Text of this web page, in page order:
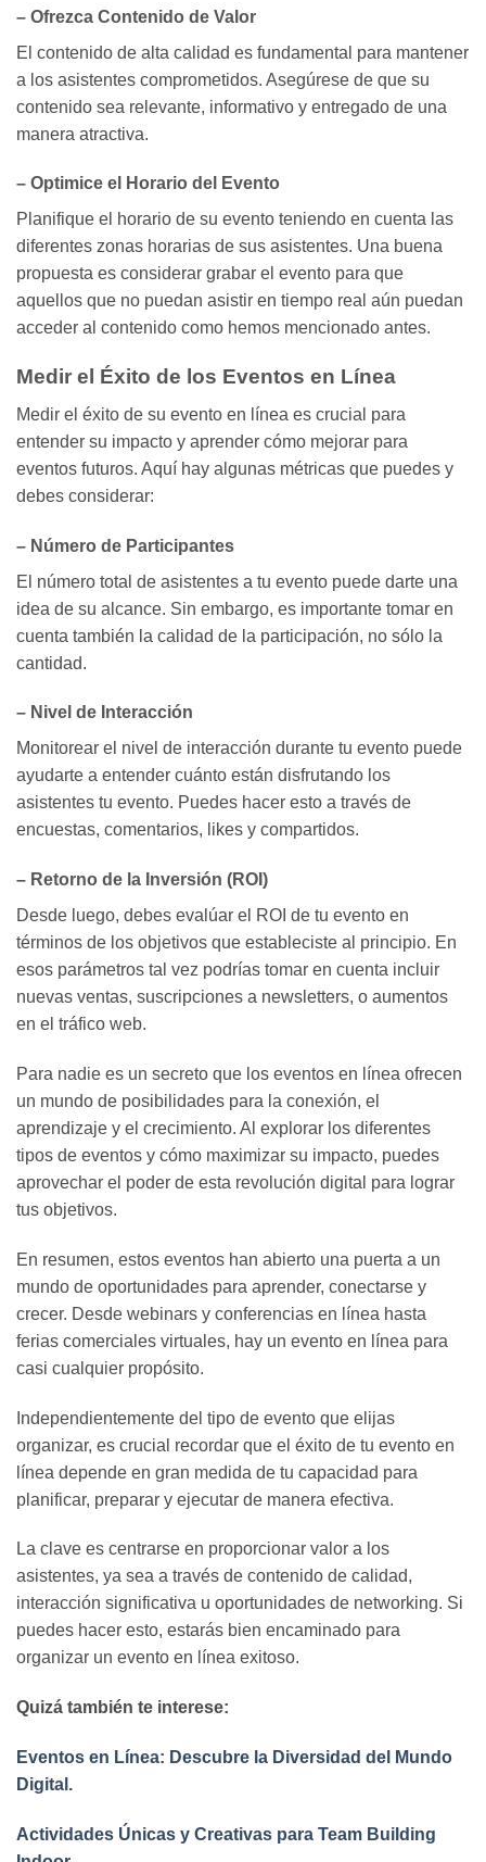
– Ofrezca Contenido de Valor
El contenido de alta calidad es fundamental para mantener
a los asistentes comprometidos. Asegúrese de que su
contenido sea relevante, informativo y entregado de una
manera atractiva.
– Optimice el Horario del Evento
Planifique el horario de su evento teniendo en cuenta las
diferentes zonas horarias de sus asistentes. Una buena
propuesta es considerar grabar el evento para que
aquellos que no puedan asistir en tiempo real aún puedan
acceder al contenido como hemos mencionado antes.
Medir el Éxito de los Eventos en Línea
Medir el éxito de su evento en línea es crucial para
entender su impacto y aprender cómo mejorar para
eventos futuros. Aquí hay algunas métricas que puedes y
debes considerar:
– Número de Participantes
El número total de asistentes a tu evento puede darte una
idea de su alcance. Sin embargo, es importante tomar en
cuenta también la calidad de la participación, no sólo la
cantidad.
– Nivel de Interacción
Monitorear el nivel de interacción durante tu evento puede
ayudarte a entender cuánto están disfrutando los
asistentes tu evento. Puedes hacer esto a través de
encuestas, comentarios, likes y compartidos.
– Retorno de la Inversión (ROI)
Desde luego, debes evalúar el ROI de tu evento en
términos de los objetivos que estableciste al principio. En
esos parámetros tal vez podrías tomar en cuenta incluir
nuevas ventas, suscripciones a newsletters, o aumentos
en el tráfico web.
Para nadie es un secreto que los eventos en línea ofrecen
un mundo de posibilidades para la conexión, el
aprendizaje y el crecimiento. Al explorar los diferentes
tipos de eventos y cómo maximizar su impacto, puedes
aprovechar el poder de esta revolución digital para lograr
tus objetivos.
En resumen, estos eventos han abierto una puerta a un
mundo de oportunidades para aprender, conectarse y
crecer. Desde webinars y conferencias en línea hasta
ferias comerciales virtuales, hay un evento en línea para
casi cualquier propósito.
Independientemente del tipo de evento que elijas
organizar, es crucial recordar que el éxito de tu evento en
línea depende en gran medida de tu capacidad para
planificar, preparar y ejecutar de manera efectiva.
La clave es centrarse en proporcionar valor a los
asistentes, ya sea a través de contenido de calidad,
interacción significativa u oportunidades de networking. Si
puedes hacer esto, estarás bien encaminado para
organizar un evento en línea exitoso.
Quizá también te interese:
Eventos en Línea: Descubre la Diversidad del Mundo
Digital.
Actividades Únicas y Creativas para Team Building